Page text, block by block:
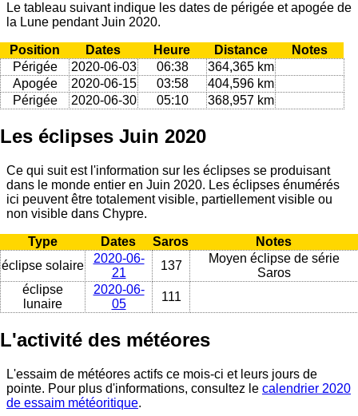
Le tableau suivant indique les dates de périgée et apogée de
la Lune pendant Juin 2020.
Position Dates Heure Distance
Notes
Périgée
2020-06-03 06:38
364,365 km
Apogée
2020-06-15 03:58
404,596 km
Périgée
2020-06-30 05:10 368,957 km
Les éclipses Juin 2020
Ce qui suit est l'information sur les éclipses se produisant
dans le monde entier en Juin 2020. Les éclipses énumérés
ici peuvent être totalement visible, partiellement visible ou
non visible dans Chypre.
Type Dates Saros
Notes
éclipse solaire
2020-06-
21
137
Moyen éclipse de série
Saros
éclipse
lunaire
2020-06-
05
111
L'activité des météores
L'essaim de météores actifs ce mois-ci et leurs jours de
pointe. Pour plus d'informations, consultez le calendrier 2020
de essaim météoritique.